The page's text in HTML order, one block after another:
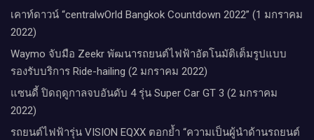
เคาท์ดาวน์​ “centralwOrld Bangkok Countdown 2022” (1 มกราคม
2022)
Waymo จับมือ Zeekr พัฒนารถยนต์ไฟฟ้าอัตโนมัติเต็มรูปแบบ
รองรับบริการ Ride-hailing (2 มกราคม 2022)
แซนดี้ ปิดฤดูกาลจบอันดับ 4 รุ่น Super Car GT 3 (2 มกราคม
2022)
รถยนต์ไฟฟ้ารุ่น VISION EQXX ตอกย้ำ “ความเป็นผู้นำด้านรถยนต์